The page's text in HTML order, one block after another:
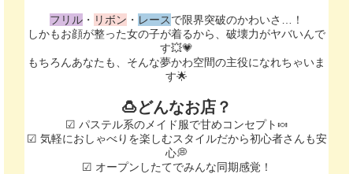
フリル ・ リボン ・ レースで限界突破のかわいさ…！
しかもお顔が整った女の子が着るから、破壊力がヤバいんで
す💥💗
もちろんあなたも、そんな夢かわ空間の主役になれちゃいま
す🌟
🍮どんなお店？
☑ パステル系のメイド服で甘めコンセプト🍬
☑ 気軽におしゃべりを楽しむスタイルだから初心者さんも安
心💭
☑ オープンしたてでみんな同期感覚！